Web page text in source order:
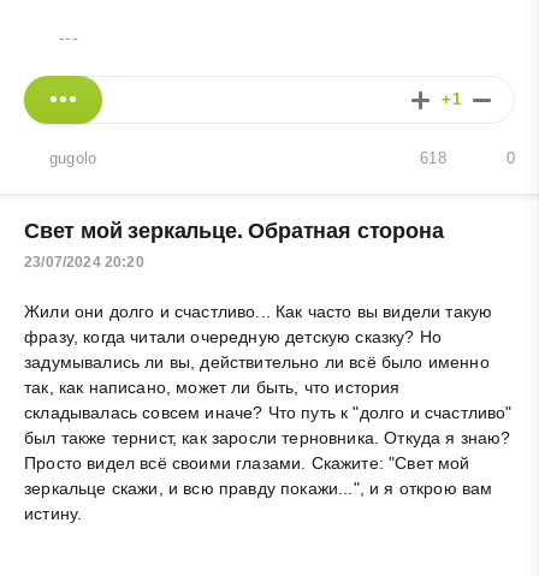
---
+1
gugolo 0
618
Свет мой зеркальце. Обратная сторона
23/07/2024 20:20
Жили они долго и счастливо... Как часто вы видели такую
фразу, когда читали очередную детскую сказку? Но
задумывались ли вы, действительно ли всё было именно
так, как написано, может ли быть, что история
складывалась совсем иначе? Что путь к "долго и счастливо"
был также тернист, как заросли терновника. Откуда я знаю?
Просто видел всё своими глазами. Скажите: "Свет мой
зеркальце скажи, и всю правду покажи...", и я открою вам
истину.